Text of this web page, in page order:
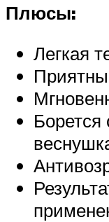
Плюсы:
Легкая
Борется